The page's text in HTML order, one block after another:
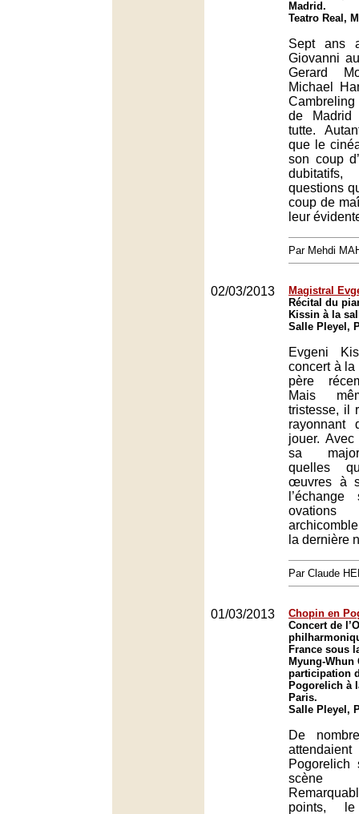
Madrid.
Teatro Real,
Sept ans
Giovanni
Gerard
Michael
de
tutte.
que le
son coup
questions
coup de
leur
Par Mehdi
02/03/2013
Magistral
Récital du
Kissin à la
Salle Pleyel,
Evgeni
concert à la
père
Mais
tristesse, il
rayonnant
jouer.
sa
quelles
œuvres à
ovations
la dernière
Par Claude
01/03/2013
Chopin en
Concert de
France sous
Myung-Whun
participation
Pogorelich à
Paris.
Salle Pleyel,
De
Pogorelich
scène
points,